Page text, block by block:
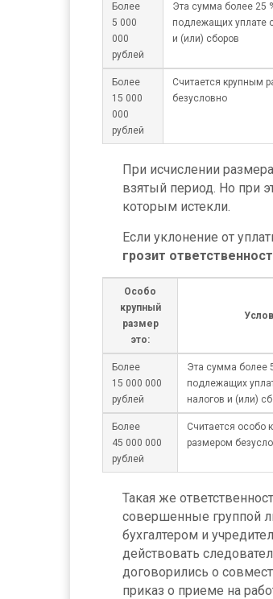
Более
5 000
000
рублей
Эта сумма более 25
подлежащих уплате
и (или) сборов
Более
15 000
000
рублей
Считается крупным
безусловно
При исчислении
взятый период. Но при
которым истекли.
Если уклонение от
грозит
Особо
крупный
размер
это:
Более
15 000 000
рублей
Эта сумма более
подлежащих
налогов и (или)
Более
45 000 000
рублей
Считается особо
размером
Такая же
совершенные группой
бухгалтером и
действовать
договорились о
приказ о приеме на